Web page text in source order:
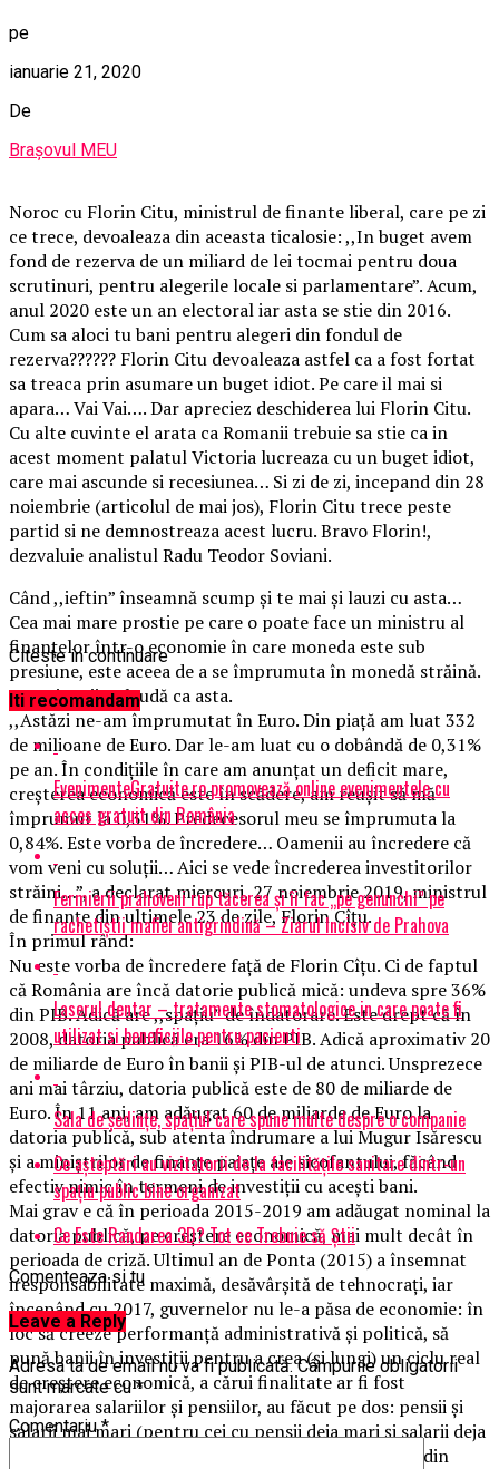
pe
ianuarie 21, 2020
De
Brașovul MEU
Noroc cu Florin Citu, ministrul de finante liberal, care pe zi
ce trece, devoaleaza din aceasta ticalosie: ,,In buget avem
fond de rezerva de un miliard de lei tocmai pentru doua
scrutinuri, pentru alegerile locale si parlamentare”. Acum,
anul 2020 este un an electoral iar asta se stie din 2016.
Cum sa aloci tu bani pentru alegeri din fondul de
rezerva?????? Florin Citu devoaleaza astfel ca a fost fortat
sa treaca prin asumare un buget idiot. Pe care il mai si
apara… Vai Vai…. Dar apreciez deschiderea lui Florin Citu.
Cu alte cuvinte el arata ca Romanii trebuie sa stie ca in
acest moment palatul Victoria lucreaza cu un buget idiot,
care mai ascunde si recesiunea… Si zi de zi, incepand din 28
noiembrie (articolul de mai jos), Florin Citu trece peste
partid si ne demnostreaza acest lucru. Bravo Florin!,
dezvaluie analistul Radu Teodor Soviani.
Când ,,ieftin” înseamnă scump și te mai și lauzi cu asta…
Cea mai mare prostie pe care o poate face un ministru al
finanțelor într-o economie în care moneda este sub
presiune, este aceea de a se împrumuta în monedă străină.
Totuși, unii se laudă ca asta.
,,Astăzi ne-am împrumutat în Euro. Din piață am luat 332
de milioane de Euro. Dar le-am luat cu o dobândă de 0,31%
pe an. În condițiile în care am anunțat un deficit mare,
creșterea economică este în scădere, am reușit să mă
împrumut la 0,31%. Predecesorul meu se împrumuta la
0,84%. Este vorba de încredere… Oamenii au încredere că
vom veni cu soluții… Aici se vede încrederea investitorilor
străini…”, a declarat miercuri, 27 noiembrie 2019, ministrul
de finanțe din ultimele 23 de zile, Florin Cîțu.
În primul rând:
Nu este vorba de încredere față de Florin Cîțu. Ci de faptul
că România are încă datorie publică mică: undeva spre 36%
din PIB. Adică are ,,spațiu” de îndatorare. Este drept că în
2008, datoria publică era 16% din PIB. Adică aproximativ 20
de miliarde de Euro în banii și PIB-ul de atunci. Unsprezece
ani mai târziu, datoria publică este de 80 de miliarde de
Euro. În 11 ani, am adăugat 60 de miliarde de Euro la
datoria publică, sub atenta îndrumare a lui Mugur Isărescu
și a miniștrilor de finanțe paiațe ale sicofantului, făcând
efectiv nimic în termeni de investiții cu acești bani.
Mai grav e că în perioada 2015-2019 am adăugat nominal la
datoria publică, pe creștere economică, mai mult decât în
perioada de criză. Ultimul an de Ponta (2015) a însemnat
iresponsabilitate maximă, desăvârșită de tehnocrați, iar
începând cu 2017, guvernelor nu le-a păsa de economie: în
loc să creeze performanță administrativă și politică, să
pună banii în investiții pentru a crea (și lungi) un ciclu real
de creștere economică, a cărui finalitate ar fi fost
majorarea salariilor și pensiilor, au făcut pe dos: pensii și
salarii mai mari (pentru cei cu pensii deja mari și salarii deja
prea mari în raport de ce fac de banii ăștia), plătite din
Citeste in continuare
Iti recomandam
EvenimenteGratuite.ro promovează online evenimentele cu
acces gratuit din România
Fermierii prahoveni rup tăcerea și îi fac „pe genunchi” pe
rachetiștii mafiei antigrindină – Ziarul Incisiv de Prahova
Laserul dentar – tratamente stomatologice in care poate fi
utilizat si beneficiile pentru pacienti
Sala de ședințe, spațiul care spune multe despre o companie
Ce așteptări au vizitatorii de la facilitățile sanitare dintr-un
spațiu public bine organizat
Ce Este Randarea 3D? Tot ce Trebuie să Știi
Comenteaza si tu
Leave a Reply
Adresa ta de email nu va fi publicată. Câmpurile obligatorii
sunt marcate cu*
Comentariu*